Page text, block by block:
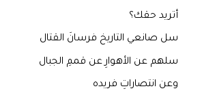
أتريد حقك؟
سل صانعي التاريخ فرسانَ القتال
سلهم عن الأهوارِ عن قممِ الجبال
وعن انتصاراتِ فريده